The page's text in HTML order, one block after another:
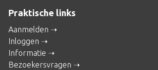
Praktische links
Aanmelden
Inloggen
Informatie
Bezoekersvragen